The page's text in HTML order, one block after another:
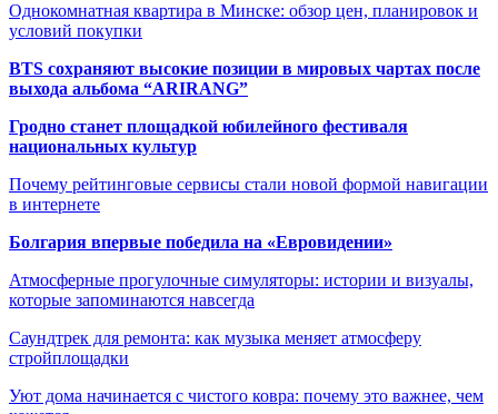
Однокомнатная квартира в Минске: обзор цен, планировок и
условий покупки
BTS сохраняют высокие позиции в мировых чартах после
выхода альбома “ARIRANG”
Гродно станет площадкой юбилейного фестиваля
национальных культур
Почему рейтинговые сервисы стали новой формой навигации
в интернете
Болгария впервые победила на «Евровидении»
Атмосферные прогулочные симуляторы: истории и визуалы,
которые запоминаются навсегда
Саундтрек для ремонта: как музыка меняет атмосферу
стройплощадки
Уют дома начинается с чистого ковра: почему это важнее, чем